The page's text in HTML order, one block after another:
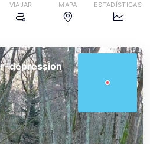
VIAJAR MAPA ESTADÍSTICAS
depression